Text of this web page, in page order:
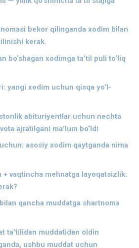
bekor qilinganda xodim bilan
kerak.
bo‘shagan xodimga ta’til puli to‘liq
yangi xodim uchun qisqa yo‘l-
abituriyentlar uchun nechta
ajratilgani ma’lum bo‘ldi
asosiy xodim qaytganda nima
+ vaqtincha mehnatga layoqatsizlik:
qancha muddatga shartnoma
taʼtilidan muddatidan oldin
ushbu muddat uchun